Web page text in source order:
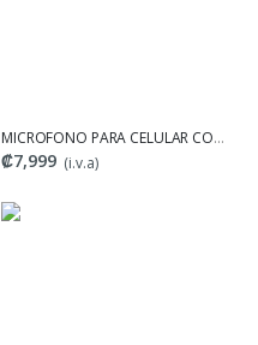
MICROFONO PARA CELULAR CONECCION LIGHTNING Y USB-C
₡7,999 (i.v.a)